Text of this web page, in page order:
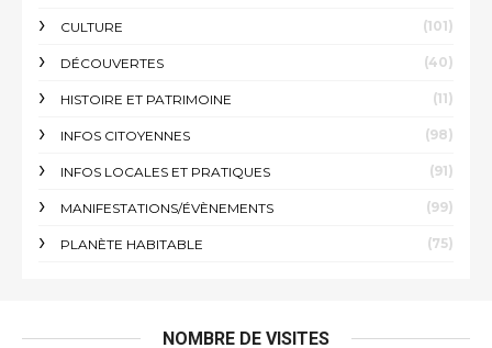
CULTURE (101)
DÉCOUVERTES (40)
HISTOIRE ET PATRIMOINE (11)
INFOS CITOYENNES (98)
INFOS LOCALES ET PRATIQUES (91)
MANIFESTATIONS/ÉVÈNEMENTS (99)
PLANÈTE HABITABLE (75)
NOMBRE DE VISITES